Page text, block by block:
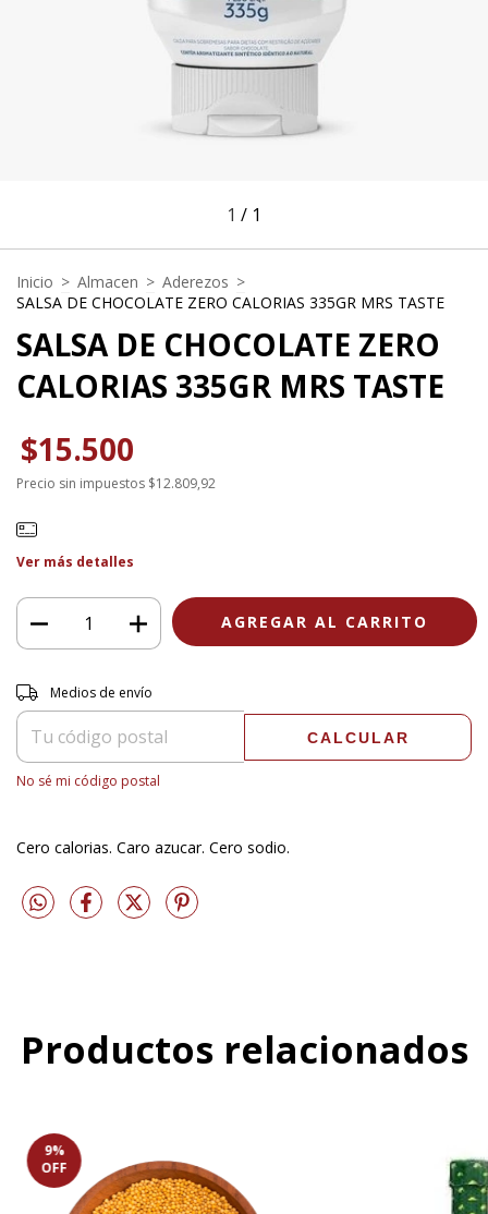
1 / 1
Inicio > Almacen > Aderezos >
SALSA DE CHOCOLATE ZERO CALORIAS 335GR MRS TASTE
SALSA DE CHOCOLATE ZERO
CALORIAS 335GR MRS TASTE
$15.500
Precio sin impuestos $12.809,92
Ver más detalles
Entregas para el CP:
Medios de envío
CALCULAR
No sé mi código postal
Cero calorias. Caro azucar. Cero sodio.
Productos relacionados
9%
OFF